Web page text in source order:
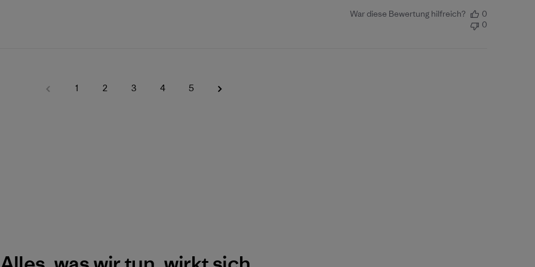
War diese Bewertung hilfreich?
0
0
1 2 3 4 5